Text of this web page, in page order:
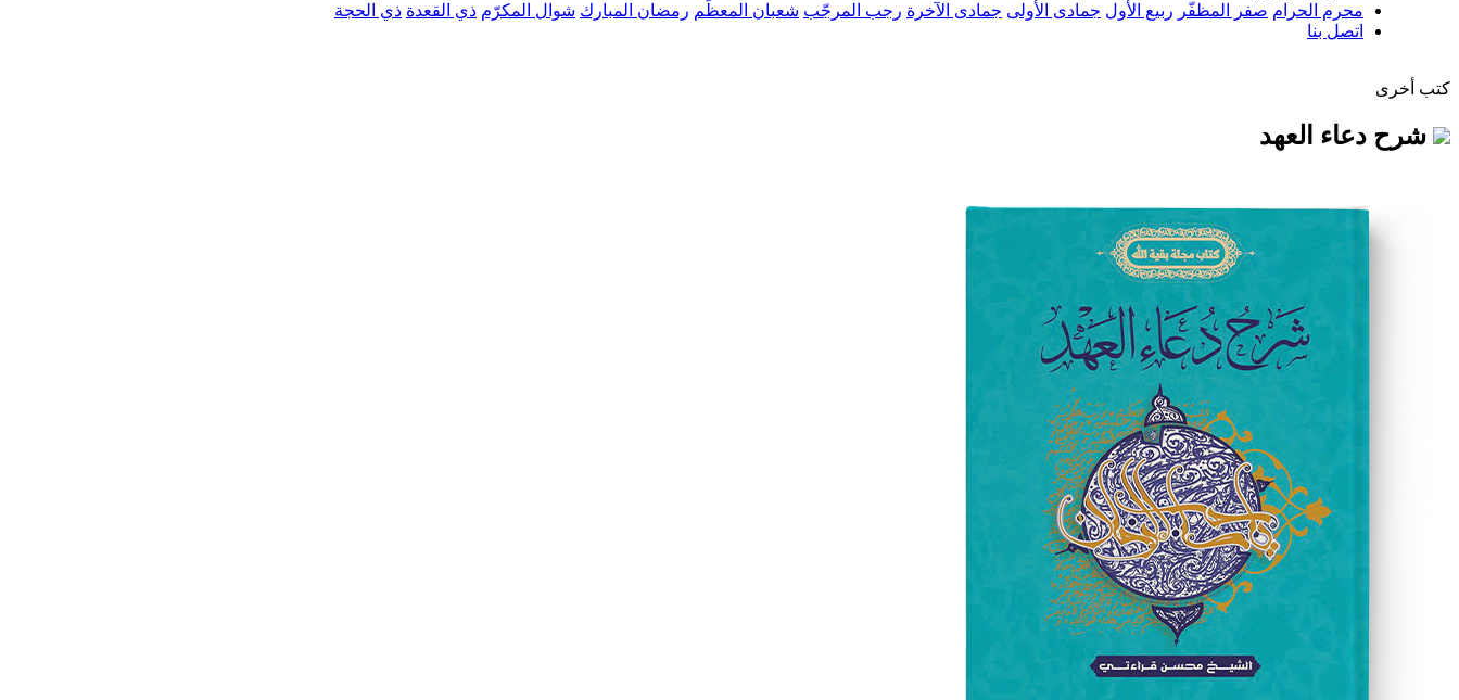
محرم الحرام صفر المظفّر ربيع الأول جمادى الأولى جمادى الآخرة رجب المرجّب شعبان المعظّم رمضان المبارك شوال المكرّم ذي القعدة ذي الحجة
اتصل بنا
كتب أخرى
شرح دعاء العهد